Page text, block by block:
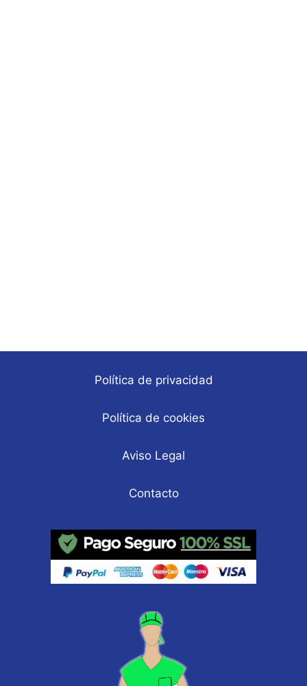
Política de privacidad
Política de cookies
Aviso Legal
Contacto